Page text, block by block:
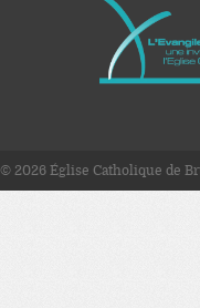
© 2026 Église Catholique de